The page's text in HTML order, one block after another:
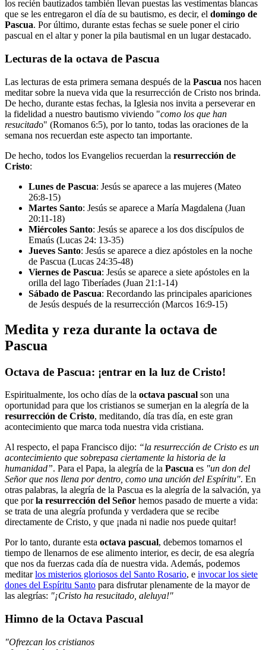
los recién bautizados también llevan puestas las vestimentas blancas
que se les entregaron el día de su bautismo, es decir, el domingo de
Pascua. Por último, durante estas fechas se suele poner el cirio
pascual en el altar y poner la pila bautismal en un lugar destacado.
Lecturas de la octava de Pascua
Las lecturas de esta primera semana después de la Pascua nos hacen
meditar sobre la nueva vida que la resurrección de Cristo nos brinda.
De hecho, durante estas fechas, la Iglesia nos invita a perseverar en
la fidelidad a nuestro bautismo viviendo "como los que han
resucitado" (Romanos 6:5), por lo tanto, todas las oraciones de la
semana nos recuerdan este aspecto tan importante.
De hecho, todos los Evangelios recuerdan la resurrección de
Cristo:
Lunes de Pascua: Jesús se aparece a las mujeres (Mateo
26:8-15)
Martes Santo: Jesús se aparece a María Magdalena (Juan
20:11-18)
Miércoles Santo: Jesús se aparece a los dos discípulos de
Emaús (Lucas 24: 13-35)
Jueves Santo: Jesús se aparece a diez apóstoles en la noche
de Pascua (Lucas 24:35-48)
Viernes de Pascua: Jesús se aparece a siete apóstoles en la
orilla del lago Tiberíades (Juan 21:1-14)
Sábado de Pascua: Recordando las principales apariciones
de Jesús después de la resurrección (Marcos 16:9-15)
Medita y reza durante la octava de
Pascua
Octava de Pascua: ¡entrar en la luz de Cristo!
Espiritualmente, los ocho días de la octava pascual son una
oportunidad para que los cristianos se sumerjan en la alegría de la
resurrección de Cristo, meditando, día tras día, en este gran
acontecimiento que marca toda nuestra vida cristiana.
Al respecto, el papa Francisco dijo: “la resurrección de Cristo es un
acontecimiento que sobrepasa ciertamente la historia de la
humanidad”. Para el Papa, la alegría de la Pascua es "un don del
Señor que nos llena por dentro, como una unción del Espíritu". En
otras palabras, la alegría de la Pascua es la alegría de la salvación, ya
que porla resurrección del Señor hemos pasado de muerte a vida:
se trata de una alegría profunda y verdadera que se recibe
directamente de Cristo, y que ¡nada ni nadie nos puede quitar!
Por lo tanto, durante esta octava pascual, debemos tomarnos el
tiempo de llenarnos de ese alimento interior, es decir, de esa alegría
que nos da fuerzas cada día de nuestra vida. Además, podemos
meditarlos misterios gloriosos del Santo Rosario, e invocar los siete
dones del Espíritu Santo para disfrutar plenamente de la mayor de
las alegrías: "¡Cristo ha resucitado, aleluya!"
Himno de la Octava Pascual
"Ofrezcan los cristianos